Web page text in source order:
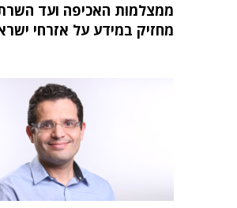
ממצלמות האכיפה ועד
מחזיק במידע על אזרחי